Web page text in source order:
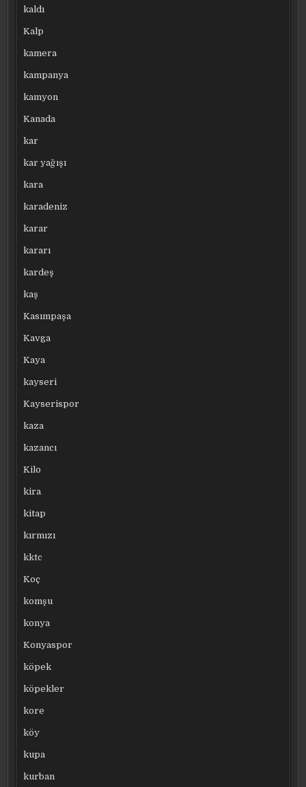
kaldı
Kalp
kamera
kampanya
kamyon
Kanada
kar
kar yağışı
kara
karadeniz
karar
kararı
kardeş
kaş
Kasımpaşa
Kavga
Kaya
kayseri
Kayserispor
kaza
kazancı
Kilo
kira
kitap
kırmızı
kktc
Koç
komşu
konya
Konyaspor
köpek
köpekler
kore
köy
kupa
kurban